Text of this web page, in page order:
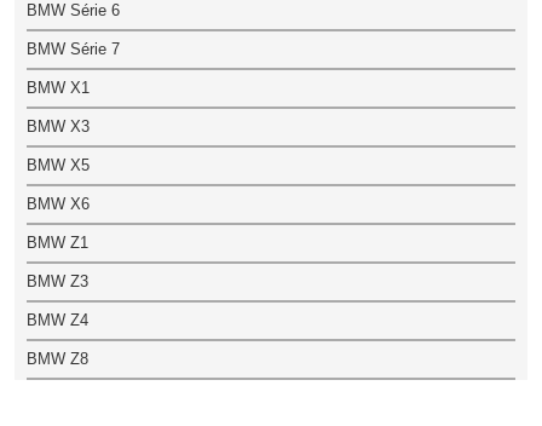
BMW Série 6
BMW Série 7
BMW X1
BMW X3
BMW X5
BMW X6
BMW Z1
BMW Z3
BMW Z4
BMW Z8